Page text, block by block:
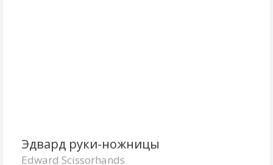
Эдвард руки-ножницы
Edward Scissorhands